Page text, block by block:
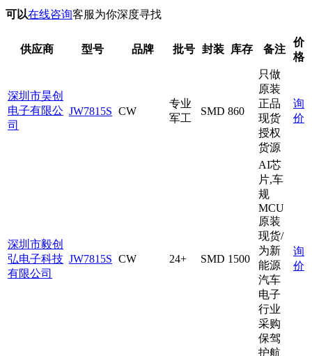
可以在线咨询客服为你深度寻找
供应商 型号 品牌 批号 封装 库存 备注
价
格
深圳市昊创
电子有限公
司
JW7815S CW
专业
军工
SMD 860
只做
原装
正品
现货
授权
货源
询
价
深圳市毅创
弘电子科技
有限公司
JW7815S CW 24+ SMD 1500
AI芯
片,车
规
MCU
原装
现货/
为新
能源
汽车
电子
行业
采购
保驾
护航
询
价